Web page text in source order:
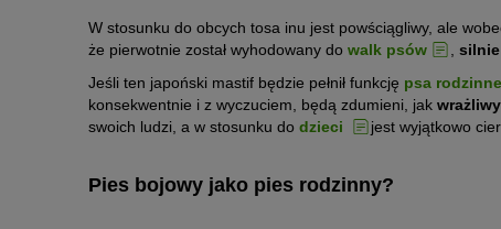
W stosunku do obcych tosa inu jest powściągliwy, ale
że pierwotnie został wyhodowany do walk psów ,
Jeśli ten japoński mastif będzie pełnił funkcję psa
konsekwentnie i z wyczuciem, będą zdumieni, jak wrażliwy
swoich ludzi, a w stosunku do dzieci jest wyjątkowo
Pies bojowy jako pies rodzinny?